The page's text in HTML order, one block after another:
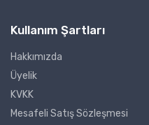
Kullanım Şartları
Hakkımızda
Üyelik
KVKK
Mesafeli Satış Sözleşmesi